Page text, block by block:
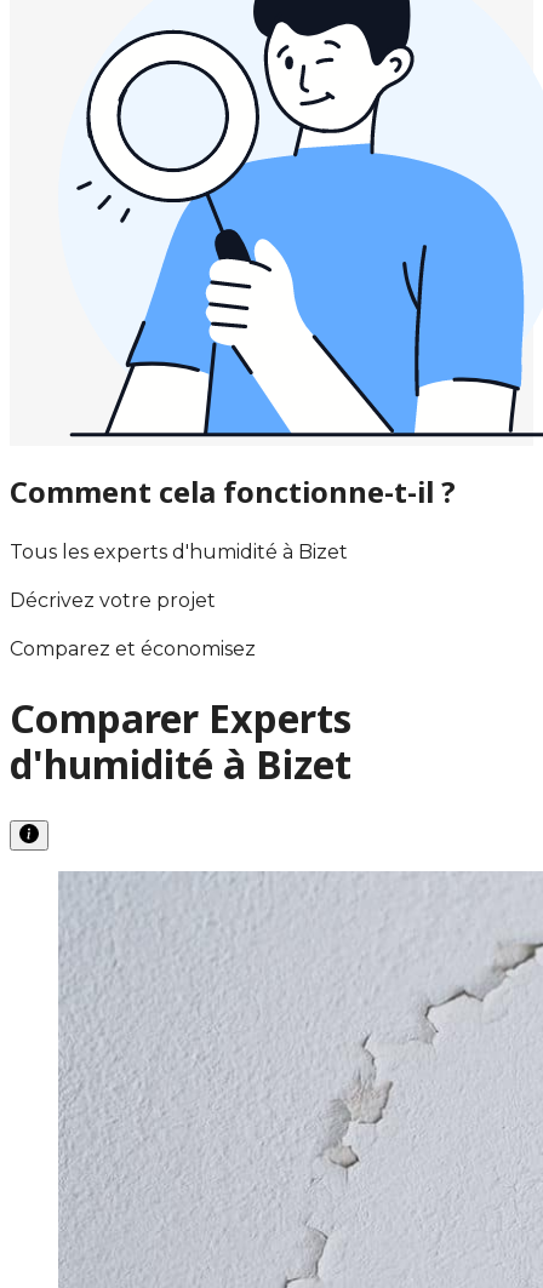
Comment cela fonctionne-t-il ?
Tous les experts d'humidité à Bizet
Décrivez votre projet
Comparez et économisez
Comparer Experts
d'humidité à Bizet